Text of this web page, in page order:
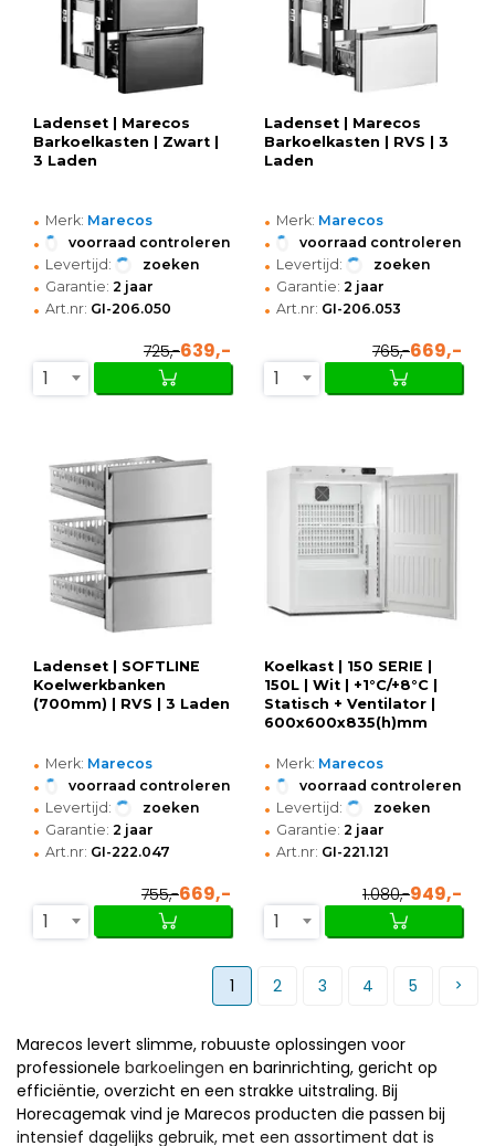
Ladenset | Marecos
Barkoelkasten | Zwart |
3 Laden
• Merk: Marecos
• voorraad controleren
• Levertijd: zoeken
• Garantie: 2 jaar
• Art.nr: GI-206.050
725,-639,-
1
Ladenset | Marecos
Barkoelkasten | RVS | 3
Laden
• Merk: Marecos
• voorraad controleren
• Levertijd: zoeken
• Garantie: 2 jaar
• Art.nr: GI-206.053
765,-669,-
1
Ladenset | SOFTLINE
Koelwerkbanken
(700mm) | RVS | 3 Laden
• Merk: Marecos
• voorraad controleren
• Levertijd: zoeken
• Garantie: 2 jaar
• Art.nr: GI-222.047
755,-669,-
1
Koelkast | 150 SERIE |
150L | Wit | +1°C/+8°C |
Statisch + Ventilator |
600x600x835(h)mm
• Merk: Marecos
• voorraad controleren
• Levertijd: zoeken
• Garantie: 2 jaar
• Art.nr: GI-221.121
1.080,-949,-
1
1 2 3 4 5
Marecos levert slimme, robuuste oplossingen voor
professionele barkoelingen en barinrichting, gericht op
efficiëntie, overzicht en een strakke uitstraling. Bij
Horecagemak vind je Marecos producten die passen bij
intensief dagelijks gebruik, met een assortiment dat is